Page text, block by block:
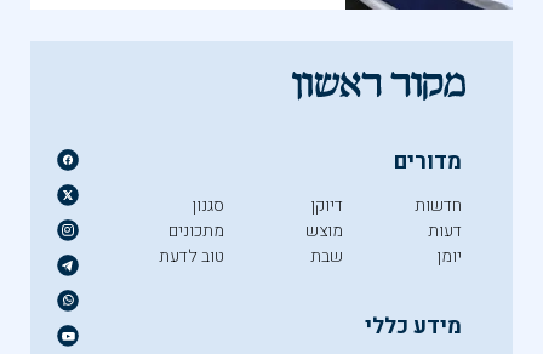
מדורים
חדשות
דעות
יומן
דיוקן
מוצש
שבת
סגנון
מתכונים
טוב לדעת
מידע כללי